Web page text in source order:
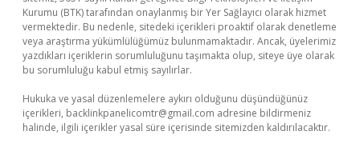
Kurumu (BTK) tarafından onaylanmış bir Yer Sağlayıcı olarak hizmet
vermektedir. Bu nedenle, sitedeki içerikleri proaktif olarak denetleme
veya araştırma yükümlülüğümüz bulunmamaktadır. Ancak, üyelerimiz
yazdıkları içeriklerin sorumluluğunu taşımakta olup, siteye üye olarak
bu sorumluluğu kabul etmiş sayılırlar.
Hukuka ve yasal düzenlemelere aykırı olduğunu düşündüğünüz
içerikleri, backlinkpanelicomtr@gmail.com adresine bildirmeniz
halinde, ilgili içerikler yasal süre içerisinde sitemizden kaldırılacaktır.